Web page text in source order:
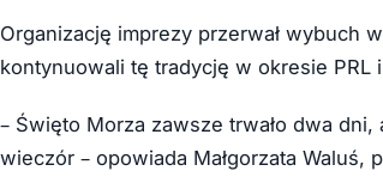
Organizację imprezy przerwał wybuch
kontynuowali tę tradycję w okresie PRL
– Święto Morza zawsze trwało dwa
wieczór – opowiada Małgorzata Waluś,